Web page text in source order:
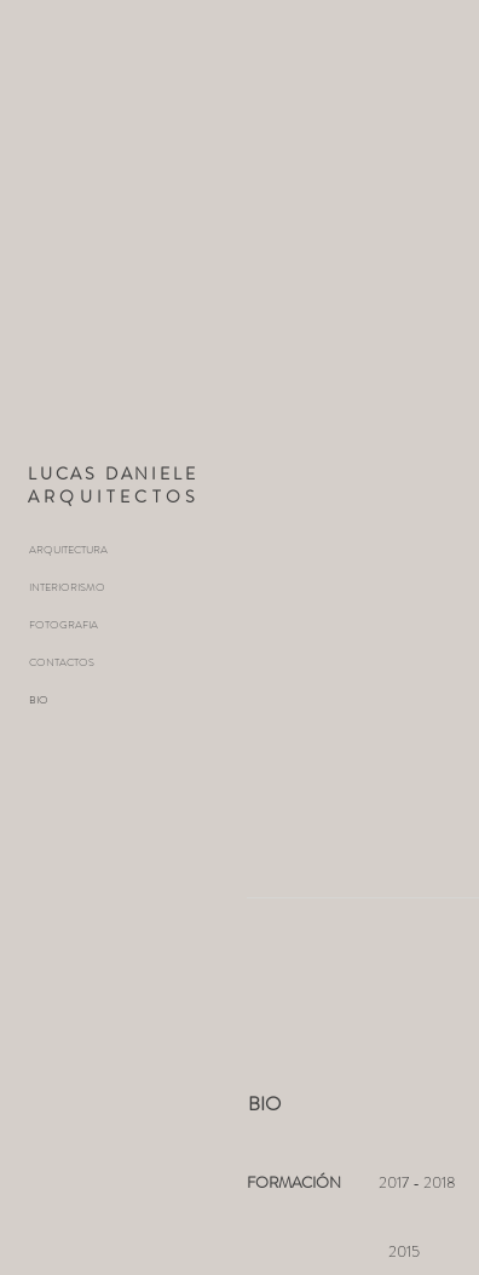
LUCAS DANIELE
ARQUITECTOS
ARQUITECTURA
INTERIORISMO
FOTOGRAFIA
CONTACTOS
BIO
BIO
FORMACIÓN 2017 - 2018
2015